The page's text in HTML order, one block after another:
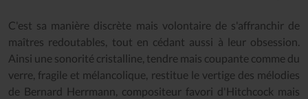
C'est sa manière discrète mais volontaire de s'affranchir de
maîtres redoutables, tout en cédant aussi à leur obsession.
Ainsi une sonorité cristalline, tendre mais coupante comme du
verre, fragile et mélancolique, restitue le vertige des mélodies
de Bernard Herrmann, compositeur favori d'Hitchcock mais